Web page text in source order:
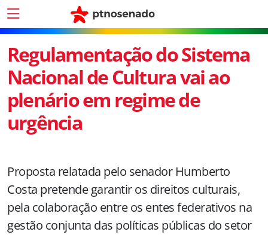
Regulamentação do Sistema
Nacional de Cultura vai ao
plenário em regime de
urgência
Proposta relatada pelo senador Humberto
Costa pretende garantir os direitos culturais,
pela colaboração entre os entes federativos na
gestão conjunta das políticas públicas do setor